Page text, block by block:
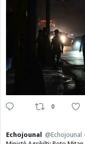
0
Echojounal @Echojounal